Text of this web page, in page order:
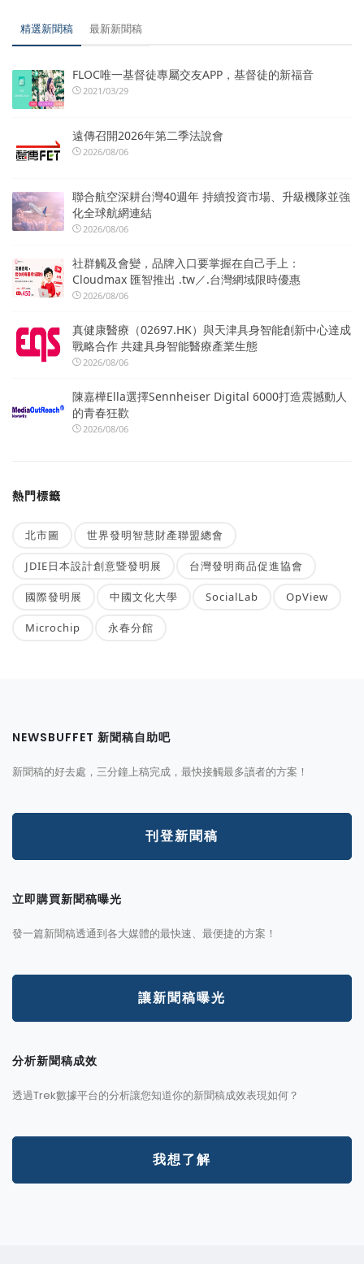
精選新聞稿 最新新聞稿
FLOC唯一基督徒專屬交友APP，基督徒的新福音
2021/03/29
遠傳召開2026年第二季法說會
2026/08/06
聯合航空深耕台灣40週年 持續投資市場、升級機隊並強
化全球航網連結
2026/08/06
社群觸及會變，品牌入口要掌握在自己手上：
Cloudmax 匯智推出 .tw／.台灣網域限時優惠
2026/08/06
真健康醫療（02697.HK）與天津具身智能創新中心達成
戰略合作 共建具身智能醫療產業生態
2026/08/06
陳嘉樺Ella選擇Sennheiser Digital 6000打造震撼動人
的青春狂歡
2026/08/06
熱門標籤
北市圖 世界發明智慧財產聯盟總會
JDIE日本設計創意暨發明展 台灣發明商品促進協會
國際發明展 中國文化大學 SocialLab OpView
Microchip 永春分館
NEWSBUFFET 新聞稿自助吧
新聞稿的好去處，三分鐘上稿完成，最快接觸最多讀者的方案！
刊登新聞稿
立即購買新聞稿曝光
發一篇新聞稿透通到各大媒體的最快速、最便捷的方案！
讓新聞稿曝光
分析新聞稿成效
透過Trek數據平台的分析讓您知道你的新聞稿成效表現如何？
我想了解